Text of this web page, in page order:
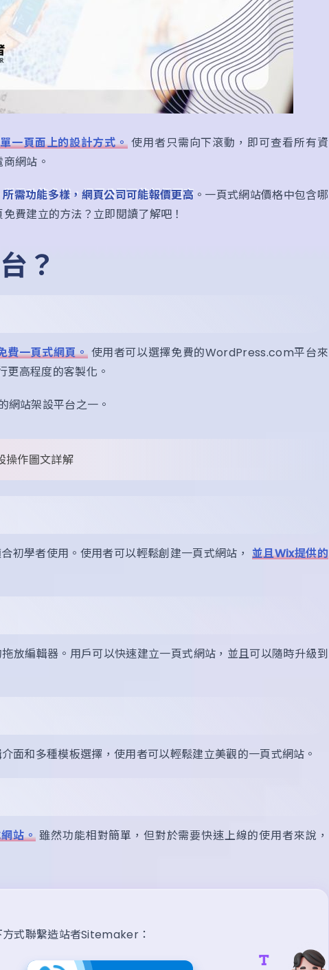
一頁面上的設計方式。 使用者只需向下滾動，即可查看所有資
網站。
需功能多樣，網頁公司可能報價更高。一頁式網站價格中包含哪
費建立的方法？立即閱讀了解吧！
？
費一頁式網頁。 使用者可以選擇免費的WordPress.com平台來
高程度的客製化。
站架設平台之一。
操作圖文詳解
初學者使用。使用者可以輕鬆創建一頁式網站， 並且Wix提供的
放編輯器。用戶可以快速建立一頁式網站，並且可以隨時升級到
和多種模板選擇，使用者可以輕鬆建立美觀的一頁式網站。
站。 雖然功能相對簡單，但對於需要快速上線的使用者來說，
式聯繫造站者Sitemaker：